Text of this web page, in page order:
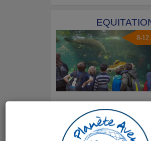
8-12
Séjours en 12 jours en juillet et
DE ST CYRAN AVEC, SI CA TE